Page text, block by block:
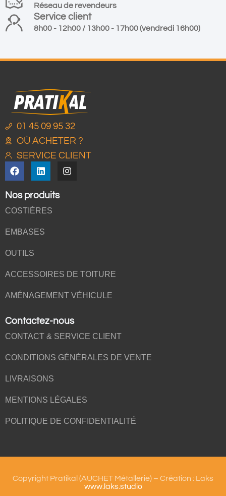
Réseau de revendeurs
Service client
8h00 - 12h00 / 13h00 - 17h00 (vendredi 16h00)
01 45 09 95 32
OÙ ACHETER ?
SERVICE CLIENT
Nos produits
COSTIÈRES
EMBASES
OUTILS
ACCESSOIRES DE TOITURE
AMÉNAGEMENT VÉHICULE
Contactez-nous
CONTACT & SERVICE CLIENT
CONDITIONS GÉNÉRALES DE VENTE
LIVRAISONS
MENTIONS LÉGALES
POLITIQUE DE CONFIDENTIALITÉ
Copyright Pratikal (AUCHET Métallerie) – Création : Laks
www.laks.studio